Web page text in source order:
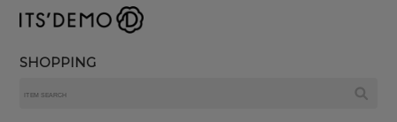
SHOPPING